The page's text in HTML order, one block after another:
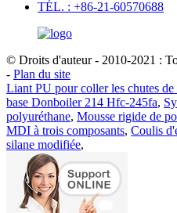
TÉL. : +86-21-60570688
© Droits d'auteur - 2010-2021 :
- Plan du site
Liant PU pour coller les chutes de
base Donboiler 214 Hfc-245fa,
polyuréthane, Mousse rigide de
MDI à trois composants, Coulis
silane modifiée,